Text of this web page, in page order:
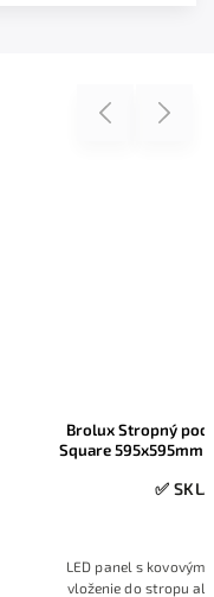
Previous
Brolux Stropný
Square 595x595mm
✅
LED panel s
vloženie do stropu
Next